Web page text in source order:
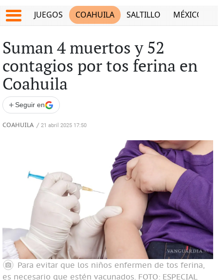
JUEGOS COAHUILA SALTILLO MÉXICO
Suman 4 muertos y 52
contagios por tos ferina en
Coahuila
+ Seguir en
COAHUILA / 21 abril 2025 17:50
Para evitar que los niños enfermen de tos ferina,
es necesario que estén vacunados. FOTO: ESPECIAL